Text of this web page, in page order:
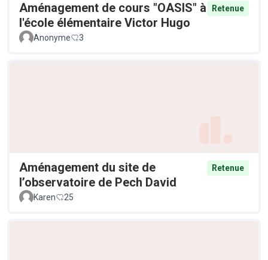
Aménagement de cours "OASIS" à
l'école élémentaire Victor Hugo
Retenue
Anonyme 3
Aménagement du site de
l’observatoire de Pech David
Retenue
Karen 25